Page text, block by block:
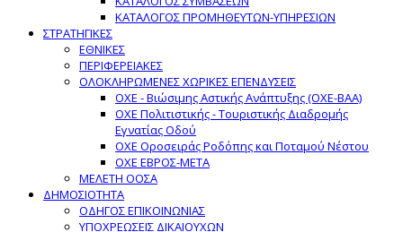
ΚΑΤΑΛΟΓΟΣ ΠΡΟΜΗΘΕΥΤΩΝ-ΥΠΗΡΕΣΙΩΝ
ΣΤΡΑΤΗΓΙΚΕΣ
ΕΘΝΙΚΕΣ
ΠΕΡΙΦΕΡΕΙΑΚΕΣ
ΟΛΟΚΛΗΡΩΜΕΝΕΣ ΧΩΡΙΚΕΣ ΕΠΕΝΔΥΣΕΙΣ
ΟΧΕ - Βιώσιμης Αστικής Ανάπτυξης (ΟΧΕ-ΒΑΑ)
ΟΧΕ Πολιτιστικής - Τουριστικής Διαδρομής
Εγνατίας Οδού
ΟΧΕ Οροσειράς Ροδόπης και Ποταμού Νέστου
ΟΧΕ ΕΒΡΟΣ-ΜΕΤΑ
ΜΕΛΕΤΗ ΟΟΣΑ
ΔΗΜΟΣΙΟΤΗΤΑ
ΟΔΗΓΟΣ ΕΠΙΚΟΙΝΩΝΙΑΣ
ΥΠΟΧΡΕΩΣΕΙΣ ΔΙΚΑΙΟΥΧΩΝ